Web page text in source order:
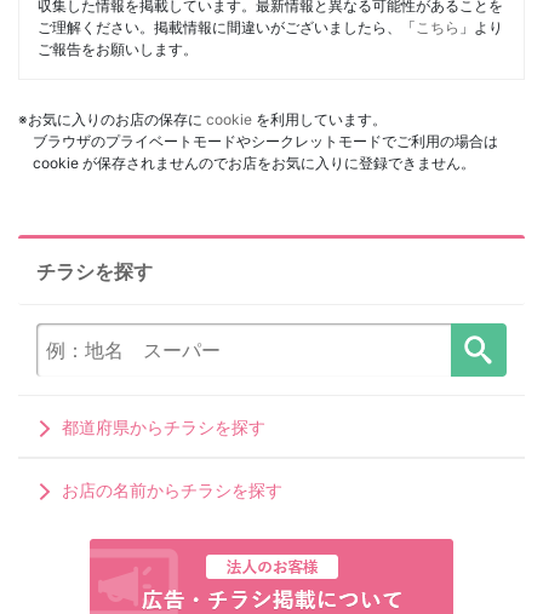
収集した情報を掲載しています。最新情報と異なる可能性があることを
ご理解ください。掲載情報に間違いがございましたら、「 こちら 」より
ご報告をお願いします。
※お気に入りのお店の保存に cookie を利用しています。
ブラウザのプライベートモードやシークレットモードでご利用の場合は
cookie が保存されませんのでお店をお気に入りに登録できません。
チラシを探す
都道府県からチラシを探す
お店の名前からチラシを探す